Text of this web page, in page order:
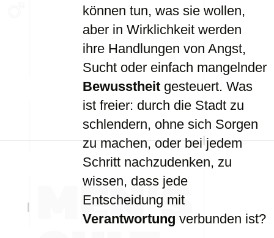
können tun, was sie wollen,
aber in Wirklichkeit werden
ihre Handlungen von Angst,
Sucht oder einfach mangelnder
Bewusstheit gesteuert. Was
ist freier: durch die Stadt zu
schlendern, ohne sich Sorgen
zu machen, oder bei jedem
Schritt nachzudenken, zu
wissen, dass jede
Entscheidung mit
Verantwortung verbunden ist?